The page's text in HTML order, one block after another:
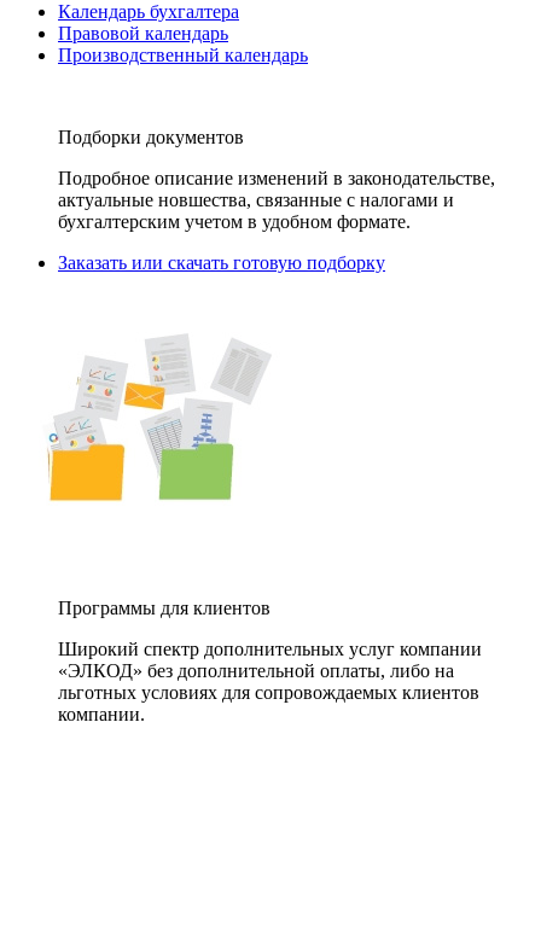
Календарь бухгалтера
Правовой календарь
Производственный календарь
Подборки документов
Подробное описание изменений в законодательстве,
актуальные новшества, связанные с налогами и
бухгалтерским учетом в удобном формате.
Заказать или скачать готовую подборку
Программы для клиентов
Широкий спектр дополнительных услуг компании
«ЭЛКОД» без дополнительной оплаты, либо на
льготных условиях для сопровождаемых клиентов
компании.